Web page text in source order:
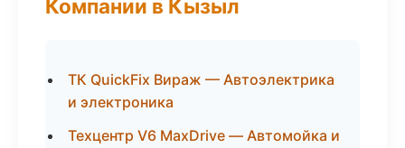
Компании в Кызыл
ТК QuickFix Вираж — Автоэлектрика
и электроника
Техцентр V6 MaxDrive — Автомойка и